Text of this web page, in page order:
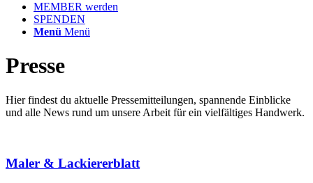
MEMBER werden
SPENDEN
Menü Menü
Presse
Hier findest du aktuelle Pressemitteilungen, spannende Einblicke
und alle News rund um unsere Arbeit für ein vielfältiges Handwerk.
Maler & Lackiererblatt